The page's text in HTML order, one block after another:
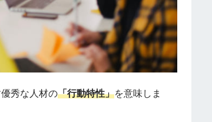
秀な人材の「行動特性」を意味しま